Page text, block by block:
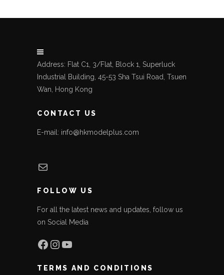
Address: Flat C1, 3/Flat, Block 1, Superluck
Industrial Building, 45-53 Sha Tsui Road, Tsuen
Wan, Hong Kong
CONTACT US
E-mail: info@hkmodelplus.com
Mail
FOLLOW US
For all the latest news and updates, follow us
on Social Media
Facebook
Instagram
YouTube
TERMS AND CONDITIONS